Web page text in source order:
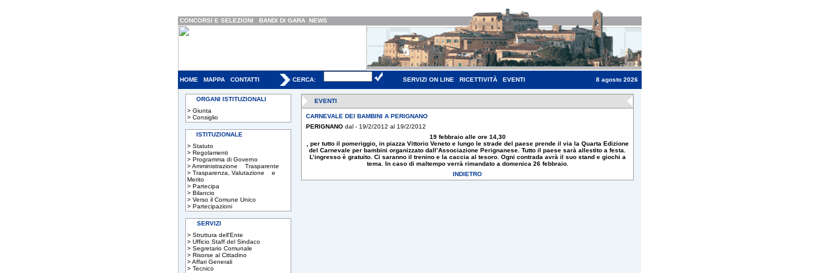
CONCORSI E SELEZIONI BANDI DI GARA NEWS
HOME MAPPA CONTATTI CERCA: SERVIZI ON LINE RICETTIVITÀ EVENTI 8 agosto 2026
ORGANI ISTITUZIONALI
> Giunta
> Consiglio
ISTITUZIONALE
> Statuto
> Regolamenti
> Programma di Governo
>Amministrazione Trasparente
> Trasparenza, Valutazione e
Merito
> Partecipa
> Bilancio
> Verso il Comune Unico
> Partecipazioni
SERVIZI
> Struttura dell'Ente
> Ufficio Staff del Sindaco
> Segretario Comunale
> Risorse al Cittadino
>Affari Generali
> Tecnico
EVENTI
CARNEVALE DEI BAMBINI A PERIGNANO
PERIGNANO dal - 19/2/2012 al 19/2/2012
19 febbraio alle ore 14,30
, per tutto il pomeriggio, in piazza Vittorio Veneto e lungo le strade del paese prende il via la Quarta Edizione
del Carnevale per bambini organizzato dall’Associazione Perignanese. Tutto il paese sarà allestito a festa.
L’ingresso è gratuito. Ci saranno il trenino e la caccia al tesoro. Ogni contrada avrà il suo stand e giochi a
tema. In caso di maltempo verrà rimandato a domenica 26 febbraio.
INDIETRO